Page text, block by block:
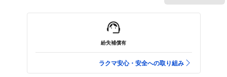
紛失補償有
ラクマ安心・安全への取り組み